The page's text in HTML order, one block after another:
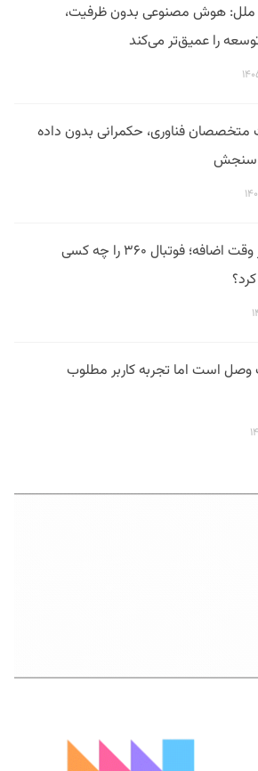
ملل: هوش مصنوعی بدون ظرفیت،
را عمیق‌تر می‌کند
متخصصان فناوری، حکمرانی بدون داده
سنجش
فیلتر در وقت اضافه؛ فوتبال ۳۶۰ را چه کسی
وصل است اما تجربه کاربر مطلوب